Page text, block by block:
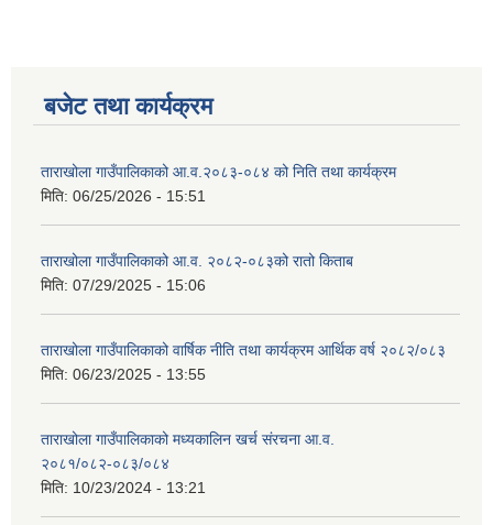
बजेट तथा कार्यक्रम
ताराखोला गाउँपालिकाको आ.व.२०८३-०८४ को निति तथा कार्यक्रम
मिति: 06/25/2026 - 15:51
ताराखोला गाउँपालिकाको आ.व. २०८२-०८३को रातो किताब
मिति: 07/29/2025 - 15:06
ताराखोला गाउँपालिकाको वार्षिक नीति तथा कार्यक्रम आर्थिक वर्ष २०८२/०८३
मिति: 06/23/2025 - 13:55
ताराखोला गाउँपालिकाको मध्यकालिन खर्च संरचना आ.व.
२०८१/०८२-०८३/०८४
मिति: 10/23/2024 - 13:21